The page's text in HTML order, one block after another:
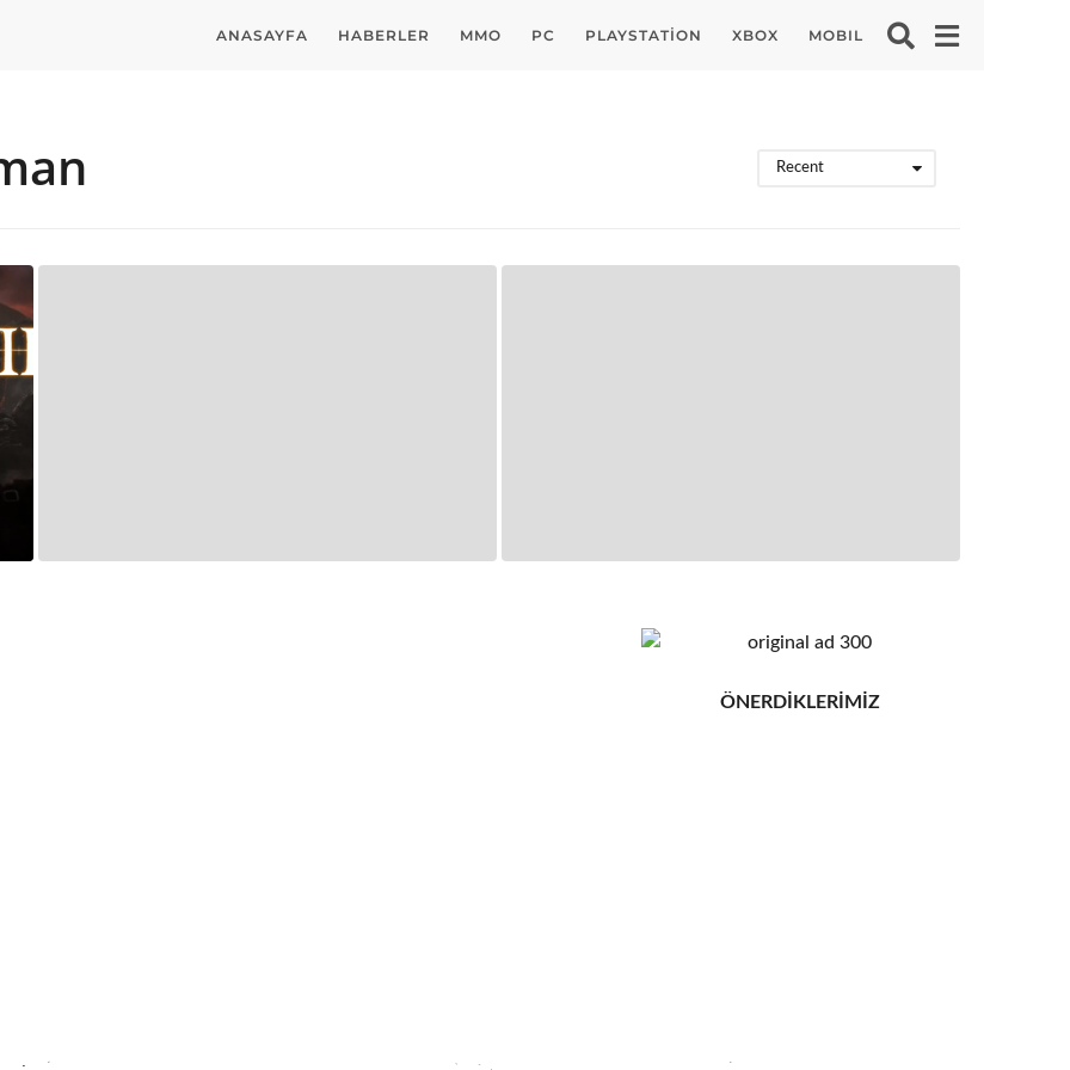
ANASAYFA HABERLER MMO PC PLAYSTATION XBOX MOBIL
Recent
ÖNERDİKLERİMİZ